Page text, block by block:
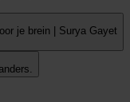
je brein | Surya Gayet